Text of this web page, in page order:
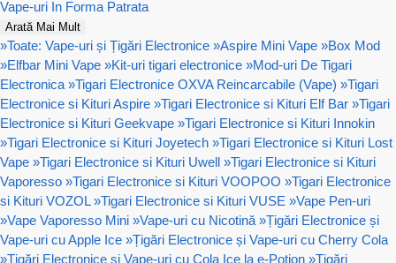
Vape-uri In Forma Patrata
Arată Mai Mult
»Toate: Vape-uri și Țigări Electronice »Aspire Mini Vape »Box Mod
»Elfbar Mini Vape »Kit-uri tigari electronice »Mod-uri De Tigari
Electronica »Tigari Electronice OXVA Reincarcabile (Vape) »Tigari
Electronice si Kituri Aspire »Tigari Electronice si Kituri Elf Bar »Tigari
Electronice si Kituri Geekvape »Tigari Electronice si Kituri Innokin
»Tigari Electronice si Kituri Joyetech »Tigari Electronice si Kituri Lost
Vape »Tigari Electronice si Kituri Uwell »Tigari Electronice si Kituri
Vaporesso »Tigari Electronice si Kituri VOOPOO »Tigari Electronice
si Kituri VOZOL »Tigari Electronice si Kituri VUSE »Vape Pen-uri
»Vape Vaporesso Mini »Vape-uri cu Nicotină »Țigări Electronice și
Vape-uri cu Apple Ice »Țigări Electronice și Vape-uri cu Cherry Cola
»Țigări Electronice și Vape-uri cu Cola Ice la e-Potion »Țigări